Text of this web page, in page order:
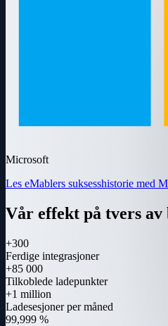
Microsoft
Les eMablers suksesshistorie med
Vår effekt på tvers
+300
Ferdige integrasjoner
+85 000
Tilkoblede ladepunkter
+1 million
Ladesesjoner per måned
99,999 %